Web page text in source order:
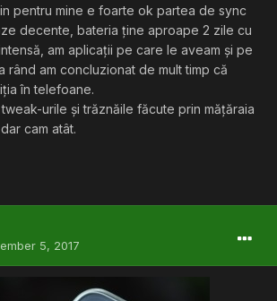
pentru mine e foarte ok partea de sync
decente, bateria ține aproape 2 zile cu
am aplicații pe care le aveam și pe
rând am concluzionat de mult timp că
în telefoane.
urile și trăznăile făcute prin mățăraia
cam atât.
5, 2017